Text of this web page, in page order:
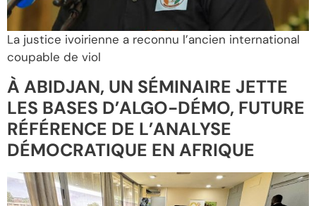
La justice ivoirienne a reconnu l’ancien international
coupable de viol
À ABIDJAN, UN SÉMINAIRE JETTE
LES BASES D’ALGO-DÉMO, FUTURE
RÉFÉRENCE DE L’ANALYSE
DÉMOCRATIQUE EN AFRIQUE